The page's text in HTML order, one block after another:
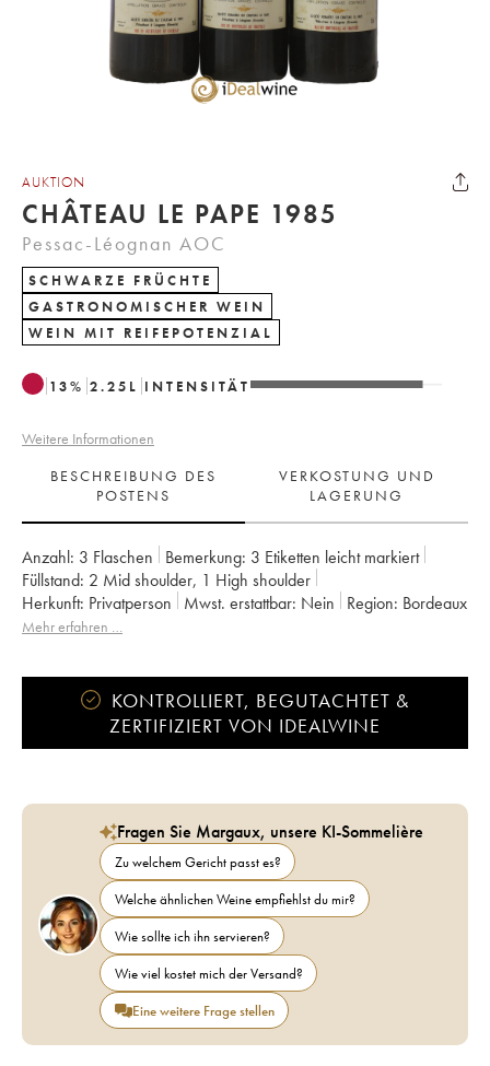
AUKTION
CHÂTEAU LE PAPE 1985
Pessac-Léognan AOC
SCHWARZE FRÜCHTE
GASTRONOMISCHER WEIN
WEIN MIT REIFEPOTENZIAL
13% 2.25 L INTENSITÄT
Weitere Informationen
BESCHREIBUNG DES
POSTENS
VERKOSTUNG UND
LAGERUNG
Anzahl: 3 Flaschen Bemerkung: 3 Etiketten leicht markiert
Füllstand: 2 Mid shoulder, 1 High shoulder
Herkunft:
privatperson Mwst. erstattbar: nein Region:
Bordeaux
Appellation:
Mehr erfahren …
KONTROLLIERT, BEGUTACHTET &
ZERTIFIZIERT VON IDEALWINE
Fragen Sie Margaux, unsere KI-Sommelière
Zu welchem Gericht passt es?
Welche ähnlichen Weine empfiehlst du mir?
Wie sollte ich ihn servieren?
Wie viel kostet mich der Versand?
Eine weitere Frage stellen